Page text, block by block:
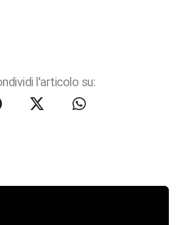
l'articolo su: